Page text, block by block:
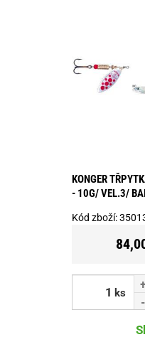
KONGER
- 10G/ VEL.3/
Kód zboží:
ks